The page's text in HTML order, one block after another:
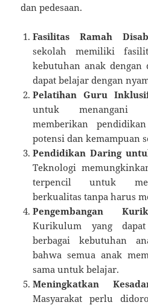
dan pedesaan.
Fasilitas Ramah
sekolah memiliki
kebutuhan anak dengan
dapat belajar dengan
Pelatihan Guru
untuk menangani
memberikan
potensi dan kemampuan
Pendidikan Daring
Teknologi
terpencil untuk
berkualitas tanpa harus
Pengembangan
Kurikulum yang
berbagai kebutuhan
bahwa semua anak
sama untuk belajar.
Meningkatkan
Masyarakat perlu